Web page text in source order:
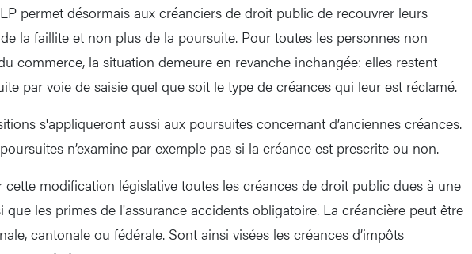
permet désormais aux créanciers de droit public de recouvrer leurs
la faillite et non plus de la poursuite. Pour toutes les personnes non
commerce, la situation demeure en revanche inchangée: elles restent
par voie de saisie quel que soit le type de créances qui leur est réclamé.
s'appliqueront aussi aux poursuites concernant d’anciennes créances.
n’examine par exemple pas si la créance est prescrite ou non.
cette modification législative toutes les créances de droit public dues à une
que les primes de l'assurance accidents obligatoire. La créancière peut être
cantonale ou fédérale. Sont ainsi visées les créances d’impôts